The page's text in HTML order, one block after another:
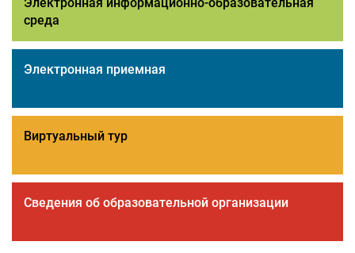
среда
Электронная приемная
Виртуальный тур
Сведения об образовательной организации